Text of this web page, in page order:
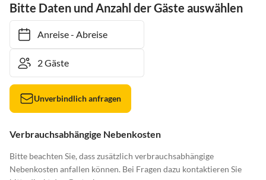
Bitte Daten und Anzahl der Gäste auswählen
Anreise- Abreise
Unverbindlich anfragen
Verbrauchsabhängige Nebenkosten
Bitte beachten Sie, dass zusätzlich verbrauchsabhängige
Nebenkosten anfallen können. Bei Fragen dazu kontaktieren Sie